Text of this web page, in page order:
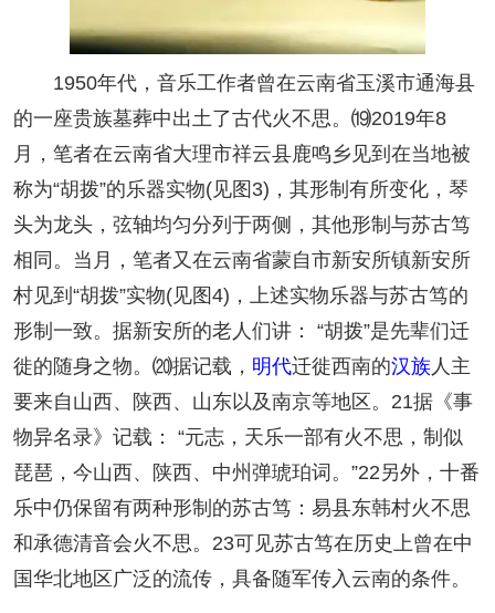
1950年代，音乐工作者曾在云南省玉溪市通海县
的一座贵族墓葬中出土了古代火不思。⒆2019年8
月，笔者在云南省大理市祥云县鹿鸣乡见到在当地被
称为“胡拨”的乐器实物(见图3)，其形制有所变化，琴
头为龙头，弦轴均匀分列于两侧，其他形制与苏古笃
相同。当月，笔者又在云南省蒙自市新安所镇新安所
村见到“胡拨”实物(见图4)，上述实物乐器与苏古笃的
形制一致。据新安所的老人们讲： “胡拨”是先辈们迁
徙的随身之物。⒇据记载， 明代迁徙西南的汉族人主
要来自山西、陕西、山东以及南京等地区。21据《事
物异名录》记载： “元志，天乐一部有火不思，制似
琵琶，今山西、陕西、中州弹琥珀词。”22另外，十番
乐中仍保留有两种形制的苏古笃：易县东韩村火不思
和承德清音会火不思。23可见苏古笃在历史上曾在中
国华北地区广泛的流传，具备随军传入云南的条件。